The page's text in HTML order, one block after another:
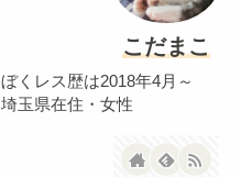
こだまこ
ぼくレス歴は2018年4月～
埼玉県在住・女性